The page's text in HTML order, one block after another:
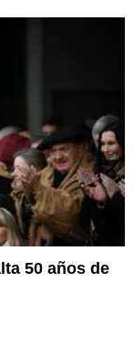
50 años de